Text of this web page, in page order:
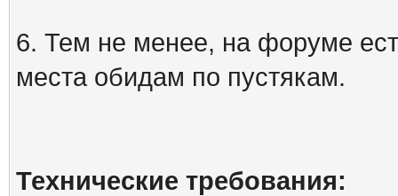
6. Тем не менее, на форуме
места обидам по пустякам.
Технические требования: